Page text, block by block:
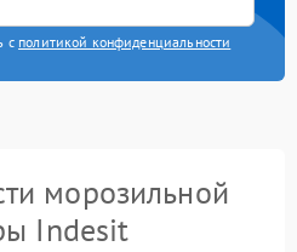
с политикой конфиденциальности
морозильной
Indesit